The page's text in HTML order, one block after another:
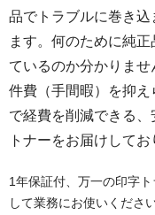
品でトラブルに巻き込
ます。何のために純
ているのか分かりま
件費（手間暇）を抑
で経費を削減できる
トナーをお届けしてお
1年保証付、万一の印字
して業務にお使いくださ